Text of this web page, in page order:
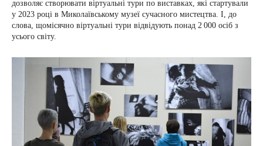
дозволяє створювати віртуальні тури по виставках, які стартували
у 2023 році в Миколаївському музеї сучасного мистецтва. І, до
слова, щомісячно віртуальні тури відвідують понад 2 000 осіб з
усього світу.